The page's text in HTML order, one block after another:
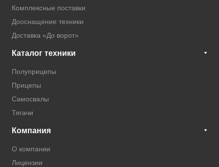
Комплексные поставки
Дооснащение техники
Доставка «До ворот»
Каталог техники
Полуприцепы
Прицепы
Самосвалы
Тягачи
Компания
О компании
Лицензии